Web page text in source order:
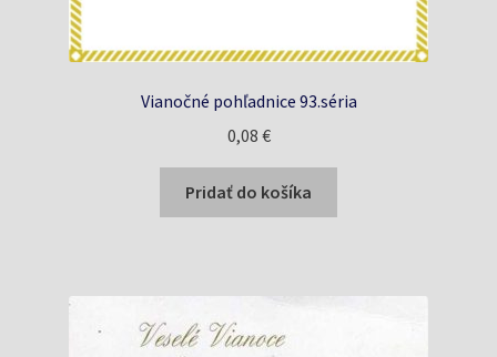
Vianočné pohľadnice 93.séria
0,08 €
Pridať do košíka